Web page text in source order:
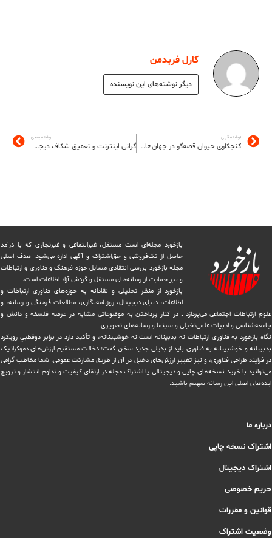
کارل فریدمن
دیگر نوشته‌های این نویسنده
نوشته قبلی
کنجکاوی حیوان قصه‌گو در جهان‌های بی‌پایان
نوشته بعدی
گرانی اینترنت و تعمیق شکاف دیجیتال
بازخورد مجله‌ای است مستقل، غیرانتفاعی و غیرتجاری که با درآمد
حاصل از تک‌فروشی و حق‌اشتراک و آگهی اداره می‌شود. ‏هدف اصلی
مجله بازخورد بررسی انتقادی مسایل حوزه فرهنگ و فناوری و ارتباطات
و نیز حمایت از رسانه‌های مستقل و‌ گردش ‏آزاد اطلاعات است.
بازخورد از منظر تحلیلی و نقادانه به حوزه‌های فناوری ارتباطات و
اطلاعات، دنیای دیجیتال، روزنامه‌نگاری، ‏مطالعات فرهنگی و رسانه، و
علوم ارتباطات اجتماعی می‌پردازد ــ در کنار پرداختن به موضوعاتی مشابه در عرصه فلسفه و دانش و
‏جامعه‌شناسی و ادبیات علمی‌تخیلی و سینما و رسانه‌های تصویری.
نگاه بازخورد به فناوری ارتباطات نه بدبینانه است نه خوشبینانه، و تأکید دارد ‏در برابر دوقطبیِ رویکرد
بدبینانه و خوشبینانه به فناوری باید از بدیلی جدید سخن گفت: دخالت مستقیم ارزش‌های دموکراتیک
در ‏فرایند طراحی فناوری، و نیز تغییر ارزش‌های دخيل در آن از طریق مشاركت عمومی. شما مخاطب گرامی
می‌توانید با خرید نسخه‌های چاپی و دیجیتالی یا ‏اشتراک مجله در ارتقای کیفیت و تداوم انتشار و ترویج
ایده‌های اصلی این رسانه سهیم باشید.
درباره ما
اشتراک نسخه چاپی
اشتراک دیجیتال
حریم خصوصی
قوانین و مقررات
وضعیت اشتراک